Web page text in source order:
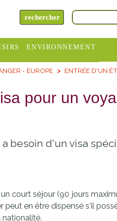
Offices
ENVIRONNEMENT
Horaires
SITCOM
- EUROPE ENTRÉE D'UN
pour un
besoin d'un visa
court séjour (90 jours
peut en être dispensé s'il
nationalité.